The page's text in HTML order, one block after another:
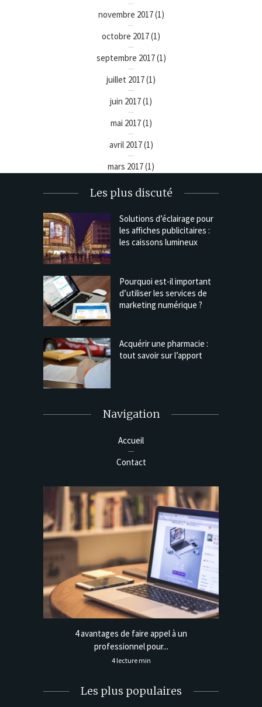
novembre 2017(1)
octobre 2017(1)
septembre 2017(1)
juillet 2017(1)
juin 2017(1)
mai 2017(1)
avril 2017(1)
mars 2017(1)
Les plus discuté
Solutions d’éclairage pour
les affiches publicitaires :
les caissons lumineux
Pourquoi est-il important
d’utiliser les services de
marketing numérique ?
Acquérir une pharmacie :
tout savoir sur l’apport
Navigation
Accueil
Contact
4 avantages de faire appel à un
professionnel pour...
4 lecture min
Les plus populaires